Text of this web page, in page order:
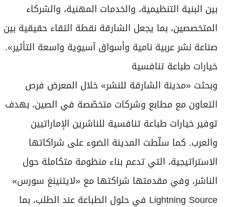
بين البنية التنظيمية، والخدمات المهنية، والشركاء
المتخصصين، بما يجعل الشارقة نقطة التقاء حقيقية بين
صناعة نشر عربية نامية وأسواق آسيوية واسعة التأثير».
خيارات طباعة تنافسية
وبحثت «مدينة الشارقة للنشر» خلال المعرض فرص
التعاون مع مطابع وشركات متخصّصة في الصين، بهدف
توفير خيارات طباعة تنافسية للناشرين الإماراتيين
والعرب. كما سلّطت المدينة الضوء على شراكاتها
الاستراتيجية، التي تدعم بناء منظومة متكاملة حول
الناشر، وفي مقدمتها شراكتها مع «لايتنينغ سورس»
Lightning Source في حلول الطباعة عند الطلب، بما